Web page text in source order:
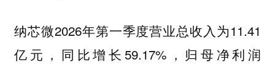
纳芯微2026年第一季度营业总收入为11.41
亿元，同比增长59.17%，归母净利润